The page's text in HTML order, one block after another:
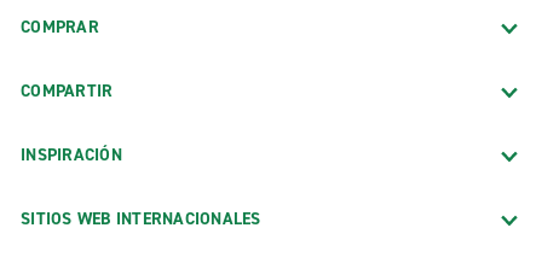
COMPRAR
COMPARTIR
INSPIRACIÓN
SITIOS WEB INTERNACIONALES